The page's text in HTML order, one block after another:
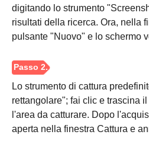
Passaggio
3.
digitando lo strumento
risultati della ricerca. Ora, nella
pulsante "Nuovo" e lo schermo
Lo strumento di cattura
rettangolare"; fai clic e trascina
l'area da catturare. Dopo
aperta nella finestra Cattura e